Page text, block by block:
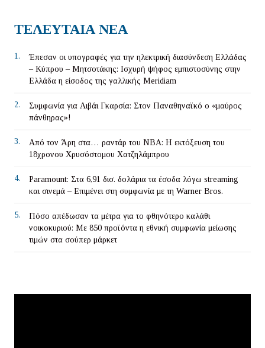
ΤΕΛΕΥΤΑΙΑ ΝΕΑ
1.
Έπεσαν οι υπογραφές για την ηλεκτρική διασύνδεση Ελλάδας
– Κύπρου – Μητσοτάκης: Ισχυρή ψήφος εμπιστοσύνης στην
Ελλάδα η είσοδος της γαλλικής Meridiam
2.
Συμφωνία για Λιβάι Γκαρσία: Στον Παναθηναϊκό ο «μαύρος
πάνθηρας»!
3.
Από τον Άρη στα… ραντάρ του ΝΒΑ: Η εκτόξευση του
18χρονου Χρυσόστομου Χατζηλάμπρου
4.
Paramount: Στα 6,91 δισ. δολάρια τα έσοδα λόγω streaming
και σινεμά – Επιμένει στη συμφωνία με τη Warner Bros.
5.
Πόσο απέδωσαν τα μέτρα για το φθηνότερο καλάθι
νοικοκυριού: Με 850 προϊόντα η εθνική συμφωνία μείωσης
τιμών στα σούπερ μάρκετ